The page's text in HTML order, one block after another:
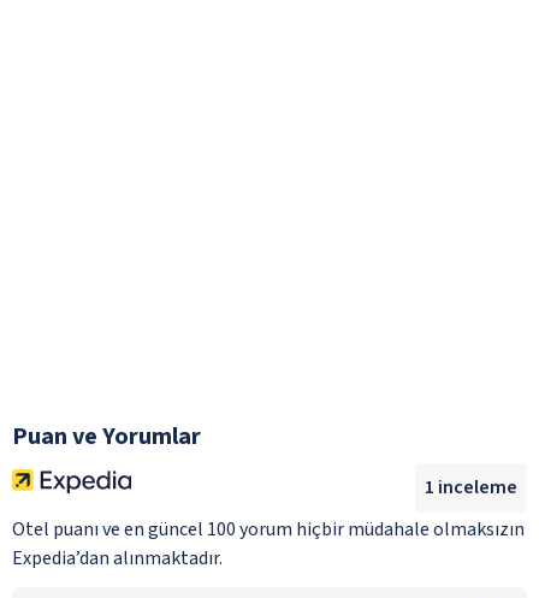
Puan ve Yorumlar
Otel puanı ve en güncel 100 yorum hiçbir müdahale olmaksızın
Expedia’dan alınmaktadır.
1 inceleme